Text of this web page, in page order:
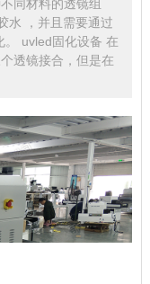
同材料的透镜组
水 ，并且需要通过
。 uvled固化设备 在
透镜接合，但是在